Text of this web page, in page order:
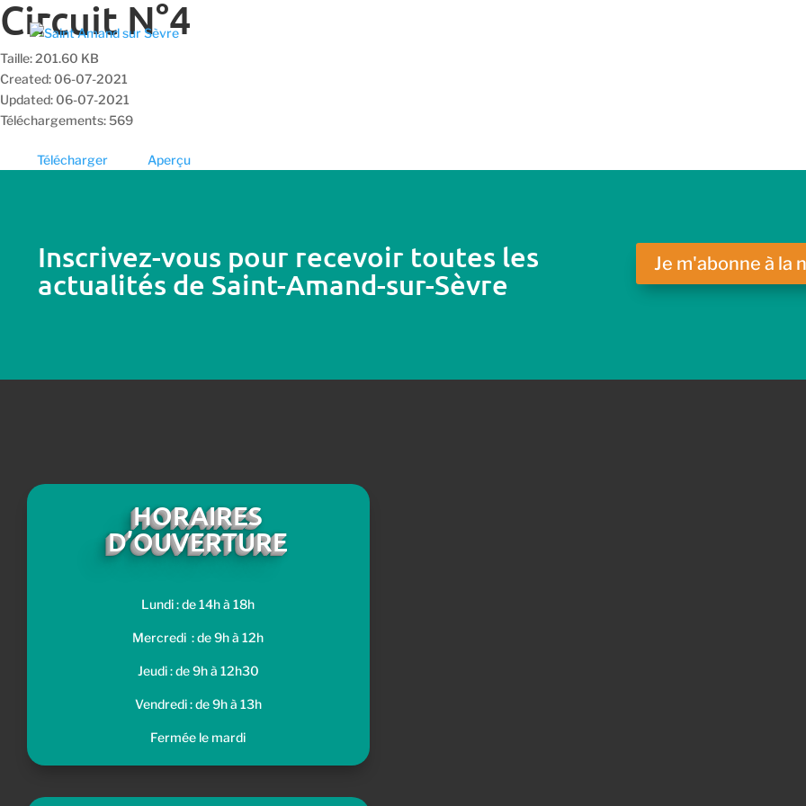
Circuit N°4
Taille: 201.60 KB
Created: 06-07-2021
Updated: 06-07-2021
Téléchargements: 569
Télécharger Aperçu
Inscrivez-vous pour recevoir toutes les
actualités de Saint-Amand-sur-Sèvre
Je m'abonne à la
HORAIRES
D’OUVERTURE
Lundi : de 14h à 18h
Mercredi : de 9h à 12h
Jeudi : de 9h à 12h30
Vendredi : de 9h à 13h
Fermée le mardi